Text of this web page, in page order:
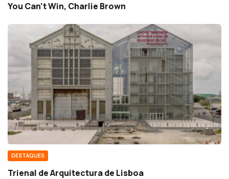
You Can’t Win, Charlie Brown
DESTAQUES
Trienal de Arquitectura de Lisboa